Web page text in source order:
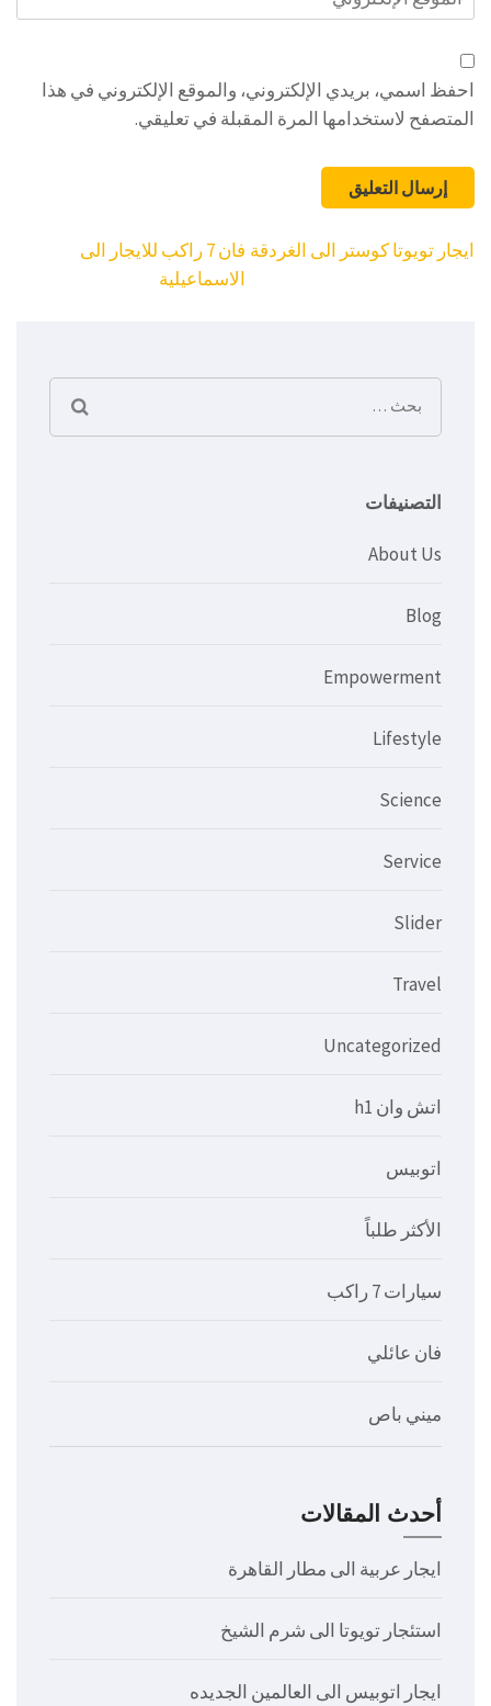
الإلكتروني
احفظ اسمي، بريدي الإلكتروني، والموقع الإلكتروني في هذا
المتصفح لاستخدامها المرة المقبلة في تعليقي.
تصفّح
فان 7 راكب للايجار الى
الاسماعيلية
ايجار تويوتا كوستر الى الغردقة
البحث
عن:
التصنيفات
About Us
Blog
Empowerment
Lifestyle
Science
Service
Slider
Travel
Uncategorized
اتش وان h1
اتوبيس
الأكثر طلباً
سيارات 7 راكب
فان عائلي
ميني باص
أحدث المقالات
ايجار عربية الى مطار القاهرة
استئجار تويوتا الى شرم الشيخ
ايجار اتوبيس الى العالمين الجديده